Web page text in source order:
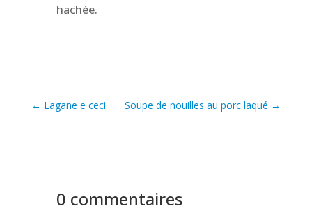
hachée.
← Lagane e ceci Soupe de nouilles au porc laqué →
0 commentaires